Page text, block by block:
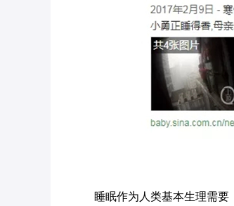
睡眠作为人类基本生理需